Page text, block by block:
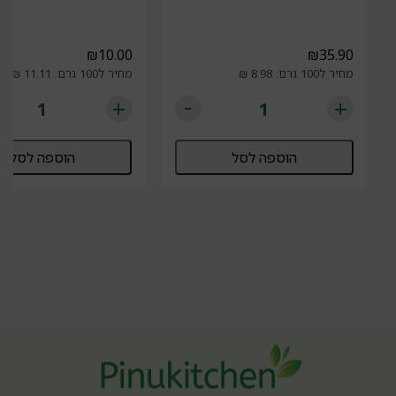
₪35.90
מחיר ל100 גרם: 8.98 ₪
הוספה לסל
₪10.00
מחיר ל100 גרם: 11.11 ₪
הוספה לסל